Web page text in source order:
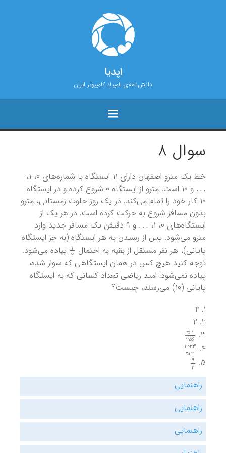
اپدیا
دانش‌نامه‌ی المپیاد کامپیوتر ایران
سوال ۸
خط یک مترو اصفهان دارای ۱۱ ایستگاه با شماره‌های ۰، ۱،
…
و ۱۰ است. مترو از ایستگاه ۰ شروع کرده و در ایستگاه
۱۰ کار خود را تمام می‌کند. در یک روز خلوت زمستانی، مترو
بدون مسافر شروع به حرکت کرده است. در هر یک از
ایستگاه‌های ۰، ۱،
…
و ۹ دقیقن یک مسافر جدید وارد
مترو می‌شود. پس از رسیدن به هر ایستگاه (به جز ایستگاه
پایانی)، هر نفر مستقل از بقیه به احتمال 1 پیاده می‌شود.
توجه کنید هیچ کس در همان ایستگاهی که سوار شده،
پیاده نمی‌شود! امید ریاضی تعداد کسانی که به ایستگاه
پایانی (۱۰) می‌رسند، چیست؟
۴
۲
511 256
1023 512
9
راهنمایی
راهنمایی
راهنمایی